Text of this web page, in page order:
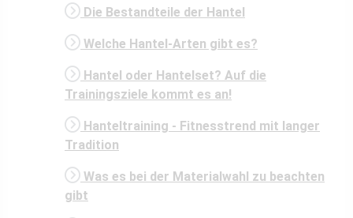
Die Bestandteile der Hantel
Welche Hantel-Arten gibt es?
Hantel oder Hantelset? Auf die
Trainingsziele kommt es an!
Hanteltraining - Fitnesstrend mit langer
Tradition
Was es bei der Materialwahl zu beachten
gibt